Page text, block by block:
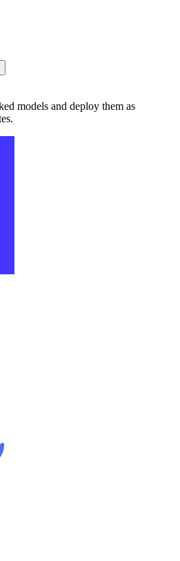
models and deploy them as